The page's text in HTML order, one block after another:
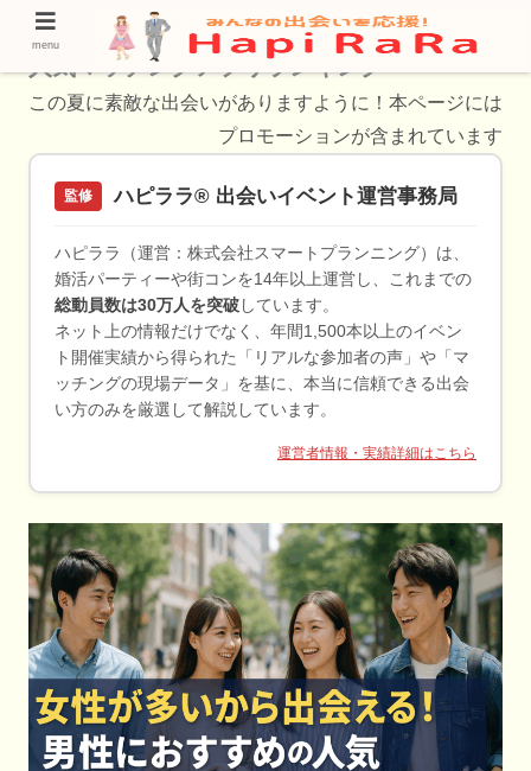
女性が多いから出会える！男性におすすめの
人気マッチングアプリランキング
この夏に素敵な出会いがありますように！本ページには
プロモーションが含まれています
監修 ハピララ® 出会いイベント運営事務局
ハピララ（運営：株式会社スマートプランニング）は、
婚活パーティーや街コンを14年以上運営し、これまでの
総動員数は30万人を突破 しています。
ネット上の情報だけでなく、年間1,500本以上のイベン
ト開催実績から得られた「リアルな参加者の声」や「マ
ッチングの現場データ」を基に、本当に信頼できる出会
い方のみを厳選して解説しています。
運営者情報・実績詳細はこちら
menu